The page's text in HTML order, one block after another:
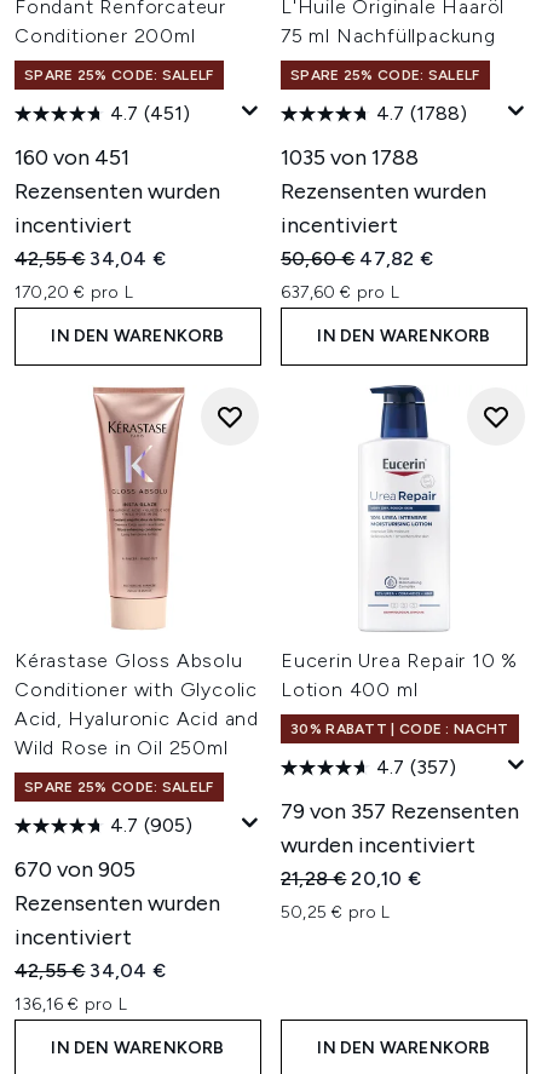
Fondant Renforcateur
Conditioner 200ml
SPARE 25% CODE: SALELF
4.7 (451)
160 von 451
Rezensenten wurden
incentiviert
Unverbindliche Preisempfehlung:
42,55 € Aktueller Preis:
34,04 €
170,20 € pro L
IN DEN WARENKORB
L'Huile Originale Haaröl
75 ml Nachfüllpackung
SPARE 25% CODE: SALELF
4.7 (1788)
1035 von 1788
Rezensenten wurden
incentiviert
Unverbindliche
50,60 € Aktueller Preis:
47,82 €
637,60 € pro L
IN DEN WARENKORB
Kérastase Gloss Absolu
Conditioner with Glycolic
Acid, Hyaluronic Acid and
Wild Rose in Oil 250ml
SPARE 25% CODE: SALELF
4.7 (905)
670 von 905
Rezensenten wurden
incentiviert
Unverbindliche Preisempfehlung:
42,55 € Aktueller Preis:
34,04 €
136,16 € pro L
IN DEN WARENKORB
Eucerin Urea Repair 10 %
Lotion 400 ml
30% RABATT | CODE : NACHT
4.7 (357)
79 von 357 Rezensenten
wurden incentiviert
Unverbindliche
21,28 €Aktueller Preis:
20,10 €
50,25 € pro L
IN DEN WARENKORB